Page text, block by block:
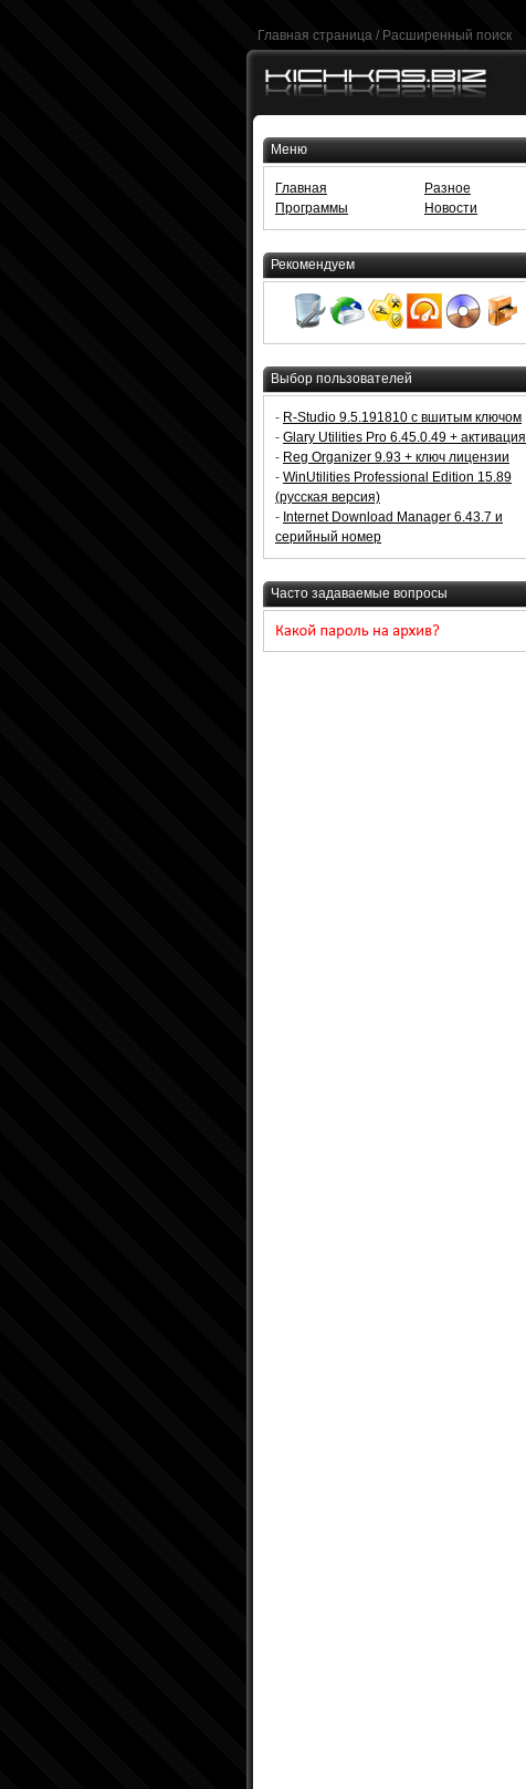
Главная страница / Расширенный поиск
Меню
Главная
Программы
Разное
Новости
Рекомендуем
Выбор пользователей
- R-Studio 9.5.191810 с вшитым ключом
- Glary Utilities Pro 6.45.0.49 + активация
- Reg Organizer 9.93 + ключ лицензии
- WinUtilities Professional Edition 15.89
(русская версия)
- Internet Download Manager 6.43.7 и
серийный номер
Часто задаваемые вопросы